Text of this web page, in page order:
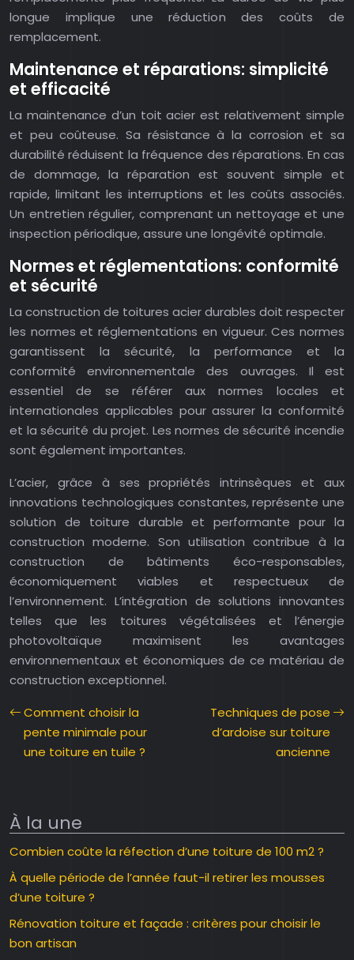
longue implique une réduction des coûts de
remplacement.
Maintenance et réparations: simplicité
et efficacité
La maintenance d’un toit acier est relativement simple
et peu coûteuse. Sa résistance à la corrosion et sa
durabilité réduisent la fréquence des réparations. En cas
de dommage, la réparation est souvent simple et
rapide, limitant les interruptions et les coûts associés.
Un entretien régulier, comprenant un nettoyage et une
inspection périodique, assure une longévité optimale.
Normes et réglementations: conformité
et sécurité
La construction de toitures acier durables doit respecter
les normes et réglementations en vigueur. Ces normes
garantissent la sécurité, la performance et la
conformité environnementale des ouvrages. Il est
essentiel de se référer aux normes locales et
internationales applicables pour assurer la conformité
et la sécurité du projet. Les normes de sécurité incendie
sont également importantes.
L’acier, grâce à ses propriétés intrinsèques et aux
innovations technologiques constantes, représente une
solution de toiture durable et performante pour la
construction moderne. Son utilisation contribue à la
construction de bâtiments éco-responsables,
économiquement viables et respectueux de
l’environnement. L’intégration de solutions innovantes
telles que les toitures végétalisées et l’énergie
photovoltaïque maximisent les avantages
environnementaux et économiques de ce matériau de
construction exceptionnel.
Comment choisir la
pente minimale pour
une toiture en tuile ?
Techniques de pose
d’ardoise sur toiture
ancienne
À la une
Combien coûte la réfection d’une toiture de 100 m2 ?
À quelle période de l’année faut-il retirer les mousses
d’une toiture ?
Rénovation toiture et façade : critères pour choisir le
bon artisan